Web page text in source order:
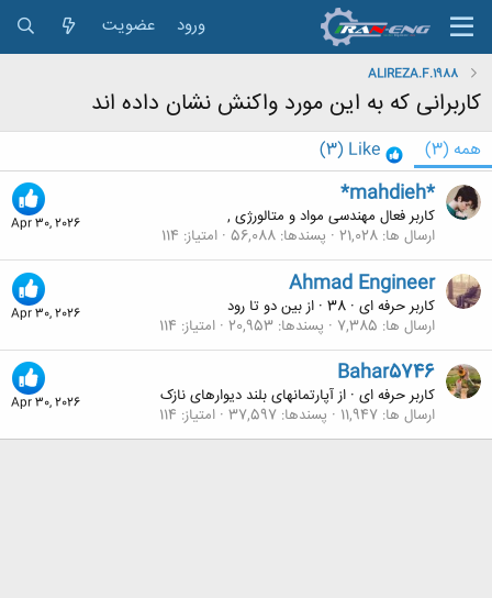
ورود عضویت
ALIREZA.F.1988
کاربرانی که به این مورد واکنش نشان داده اند
همه (3)
Like
(3)
Apr 30, 2026
*mahdieh*
کاربر فعال مهندسی مواد و متالورژی ,
ارسال ها 21,028 پسندها 56,088 امتیاز 114
Apr 30, 2026
Ahmad Engineer
کاربر حرفه ای ·
· ازبین دو تا رود
ارسال ها 7,385 پسندها 20,953 امتیاز 114
Apr 30, 2026
Bahar5746
کاربر حرفه ای · ازآپارتمانهای بلند دیوارهای نازک
ارسال ها 11,947 پسندها 37,597 امتیاز 114